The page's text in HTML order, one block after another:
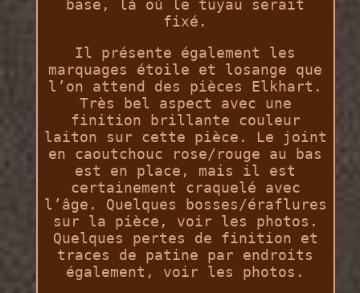
base, là où le tuyau serait
fixé.
Il présente également les
marquages étoile et losange que
l’on attend des pièces Elkhart.
Très bel aspect avec une
finition brillante couleur
laiton sur cette pièce. Le joint
en caoutchouc rose/rouge au bas
est en place, mais il est
certainement craquelé avec
l’âge. Quelques bosses/éraflures
sur la pièce, voir les photos.
Quelques pertes de finition et
traces de patine par endroits
également, voir les photos.